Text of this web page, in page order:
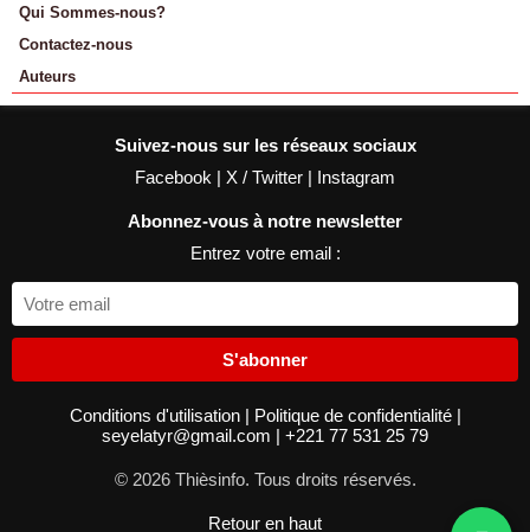
Qui Sommes-nous?
Contactez-nous
Auteurs
Suivez-nous sur les réseaux sociaux
Facebook | X / Twitter | Instagram
Abonnez-vous à notre newsletter
Entrez votre email :
S'abonner
Conditions d'utilisation | Politique de confidentialité |
seyelatyr@gmail.com | +221 77 531 25 79
© 2026 Thièsinfo. Tous droits réservés.
Retour en haut